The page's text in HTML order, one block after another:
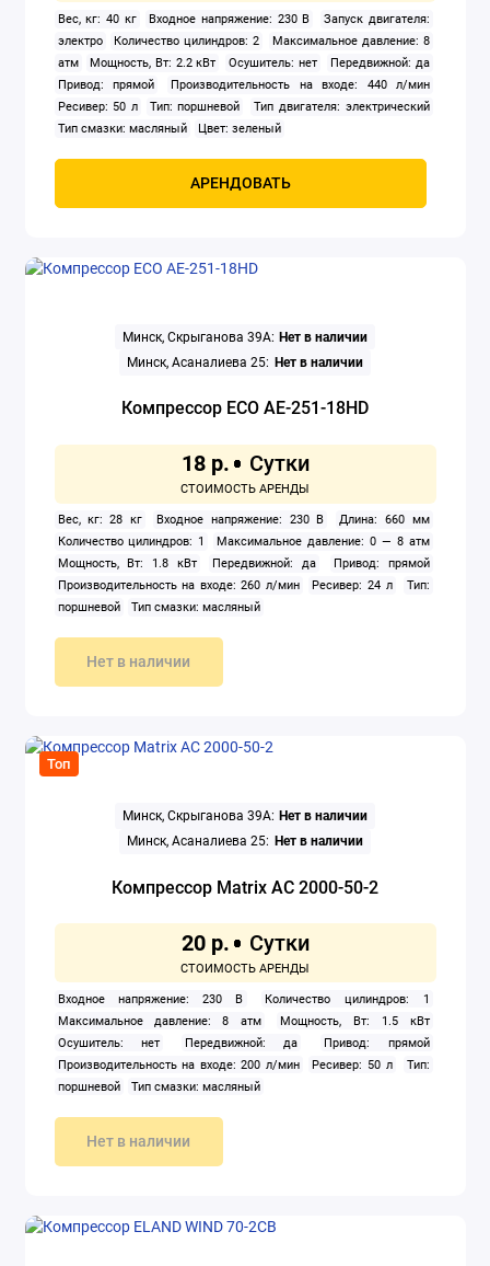
Вес, кг: 40 кг Входное напряжение: 230 В
Запуск двигателя:
электро
Количество цилиндров: 2
Максимальное давление: 8
атм
Мощность, Вт: 2.2 кВт Осушитель: нет
Передвижной: да
Привод: прямой
Производительность на входе: 440 л/мин
Ресивер: 50 л
Тип: поршневой
Тип двигателя: электрический
Тип смазки: масляный
Цвет: зеленый
АРЕНДОВАТЬ
Минск, Скрыганова 39А: Нет в наличии
Минск, Асаналиева 25: Нет в наличии
Компрессор ECO AE-251-18HD
18 р.
Вес, кг: 28 кг Входное напряжение: 230 В
Длина: 660 мм
Количество цилиндров: 1
Максимальное давление: 0 — 8 атм
Мощность, Вт: 1.8 кВт
Передвижной: да
Привод: прямой
Производительность на входе: 260 л/мин
Ресивер: 24 л
Тип:
поршневой
Тип смазки: масляный
Нет в наличии
Топ
Минск, Скрыганова 39А: Нет в наличии
Минск, Асаналиева 25: Нет в наличии
Компрессор Matrix AC 2000-50-2
20 р.
Входное напряжение: 230 В
Количество цилиндров: 1
Максимальное давление: 8 атм
Мощность, Вт: 1.5 кВт
Осушитель: нет
Передвижной: да
Привод: прямой
Производительность на входе: 200 л/мин
Ресивер: 50 л
Тип:
поршневой
Тип смазки: масляный
Нет в наличии